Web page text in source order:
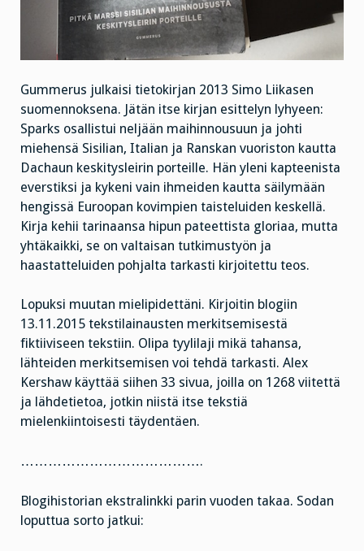
Gummerus julkaisi tietokirjan 2013 Simo Liikasen
suomennoksena. Jätän itse kirjan esittelyn lyhyeen:
Sparks osallistui neljään maihinnousuun ja johti
miehensä Sisilian, Italian ja Ranskan vuoriston kautta
Dachaun keskitysleirin porteille. Hän yleni kapteenista
everstiksi ja kykeni vain ihmeiden kautta säilymään
hengissä Euroopan kovimpien taisteluiden keskellä.
Kirja kehii tarinaansa hipun pateettista gloriaa, mutta
yhtäkaikki, se on valtaisan tutkimustyön ja
haastatteluiden pohjalta tarkasti kirjoitettu teos.
Lopuksi muutan mielipidettäni. Kirjoitin blogiin
13.11.2015 tekstilainausten merkitsemisestä
fiktiiviseen tekstiin. Olipa tyylilaji mikä tahansa,
lähteiden merkitsemisen voi tehdä tarkasti. Alex
Kershaw käyttää siihen 33 sivua, joilla on 1268 viitettä
ja lähdetietoa, jotkin niistä itse tekstiä
mielenkiintoisesti täydentäen.
………………………………….
Blogihistorian ekstralinkki parin vuoden takaa. Sodan
loputtua sorto jatkui: